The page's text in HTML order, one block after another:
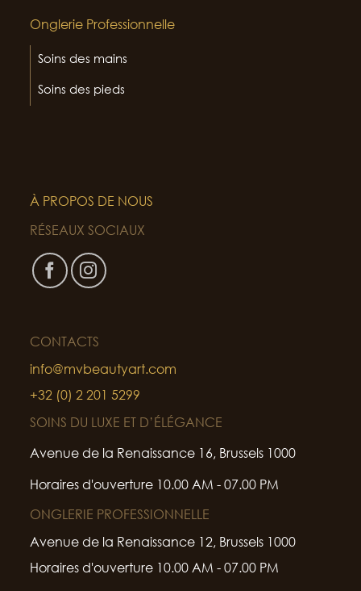
Onglerie Professionnelle
Soins des mains
Soins des pieds
À PROPOS DE NOUS
RÉSEAUX SOCIAUX
CONTACTS
info@mvbeautyart.com
+32 (0) 2 201 5299
SOINS DU LUXE ET D’ÉLÉGANCE
Avenue de la Renaissance 16, Brussels 1000
Horaires d'ouverture 10.00 AM - 07.00 PM
ONGLERIE PROFESSIONNELLE
Avenue de la Renaissance 12, Brussels 1000
Horaires d'ouverture 10.00 AM - 07.00 PM